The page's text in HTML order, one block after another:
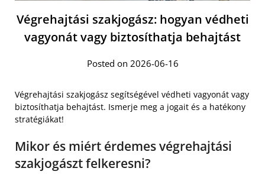
Végrehajtási szakjogász: hogyan védheti
vagyonát vagy biztosíthatja behajtást
Posted on 2026-06-16
Végrehajtási szakjogász segítségével védheti vagyonát vagy
biztosíthatja behajtást. Ismerje meg a jogait és a hatékony
stratégiákat!
Mikor és miért érdemes végrehajtási
szakjogászt felkeresni?